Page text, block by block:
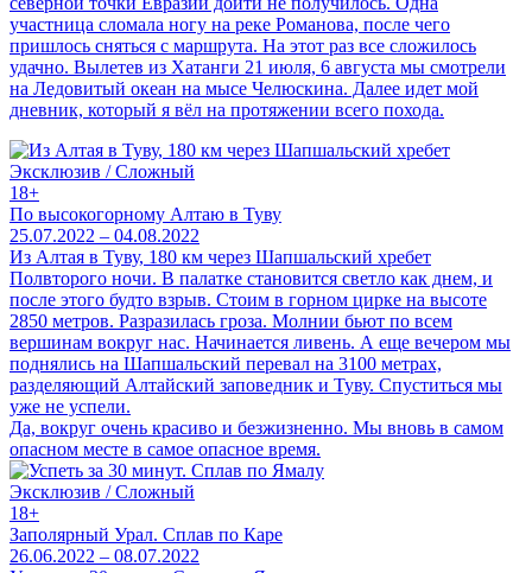
участница сломала ногу на реке Романова, после чего
пришлось сняться с маршрута. На этот раз все сложилось
удачно. Вылетев из Хатанги 21 июля, 6 августа мы смотрели
на Ледовитый океан на мысе Челюскина. Далее идет мой
дневник, который я вёл на протяжении всего похода.
Эксклюзив / Сложный
18+
По высокогорному Алтаю в Туву
25.07.2022 – 04.08.2022
Из Алтая в Туву, 180 км через Шапшальский хребет
Полвторого ночи. В палатке становится светло как днем, и
после этого будто взрыв. Стоим в горном цирке на высоте
2850 метров. Разразилась гроза. Молнии бьют по всем
вершинам вокруг нас. Начинается ливень. А еще вечером мы
поднялись на Шапшальский перевал на 3100 метрах,
разделяющий Алтайский заповедник и Туву. Спуститься мы
уже не успели.
Да, вокруг очень красиво и безжизненно. Мы вновь в самом
опасном месте в самое опасное время.
Эксклюзив / Сложный
18+
Заполярный Урал. Сплав по Каре
26.06.2022 – 08.07.2022